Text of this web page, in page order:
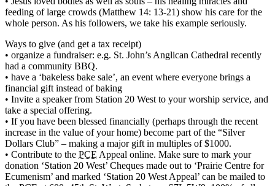
feeding of large crowds (Matthew 14: 13-21) show his care for the
whole person. As his followers, we take his example seriously.
Ways to give (and get a tax receipt)
• organize a fundraiser: e.g. St. John’s Anglican Cathedral recently
had a community BBQ.
• have a ‘bakeless bake sale’, an event where everyone brings a
financial gift instead of baking
• Invite a speaker from Station 20 West to your worship service, and
take a special offering.
• If you have been blessed financially (perhaps through the recent
increase in the value of your home) become part of the “Silver
Dollars Club” – making a major gift in multiples of $1000.
• Contribute to the PCE Appeal online. Make sure to mark your
donation ‘Station 20 West’ Cheques made out to ‘Prairie Centre for
Ecumenism’ and marked ‘Station 20 West Appeal’ can be mailed to